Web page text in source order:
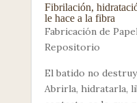
Fibrilación,
le hace a la fibra
Fabricación de Papel
Repositorio
El batido no
Abrirla, hidratarla,